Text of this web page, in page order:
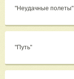
"Неудачные полеты"
"Путь"